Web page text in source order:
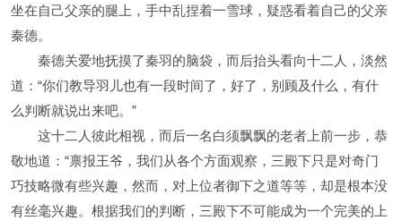
坐在自己父亲的腿上，手中乱捏着一雪球，疑惑看着自己的父亲
秦德。
秦德关爱地抚摸了秦羽的脑袋，而后抬头看向十二人，淡然
道：“你们教导羽儿也有一段时间了，好了，别顾及什么，有什
么判断就说出来吧。”
这十二人彼此相视，而后一名白须飘飘的老者上前一步，恭
敬地道：“禀报王爷，我们从各个方面观察，三殿下只是对奇门
巧技略微有些兴趣，然而，对上位者御下之道等等，却是根本没
有丝毫兴趣。根据我们的判断，三殿下不可能成为一个完美的上